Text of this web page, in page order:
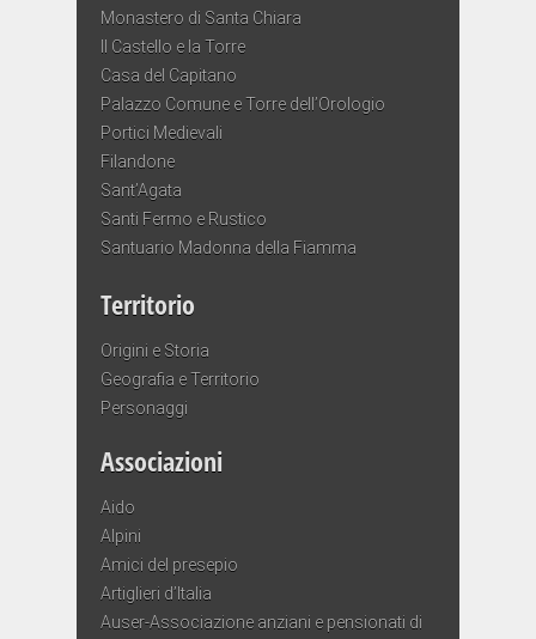
Monastero di Santa Chiara
Il Castello e la Torre
Casa del Capitano
Palazzo Comune e Torre dell’Orologio
Portici Medievali
Filandone
Sant’Agata
Santi Fermo e Rustico
Santuario Madonna della Fiamma
Territorio
Origini e Storia
Geografia e Territorio
Personaggi
Associazioni
Aido
Alpini
Amici del presepio
Artiglieri d’Italia
Auser-Associazione anziani e pensionati di